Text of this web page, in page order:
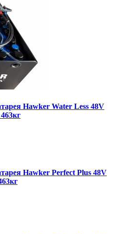
Hawker Water Less 48V
Hawker Perfect Plus 48V